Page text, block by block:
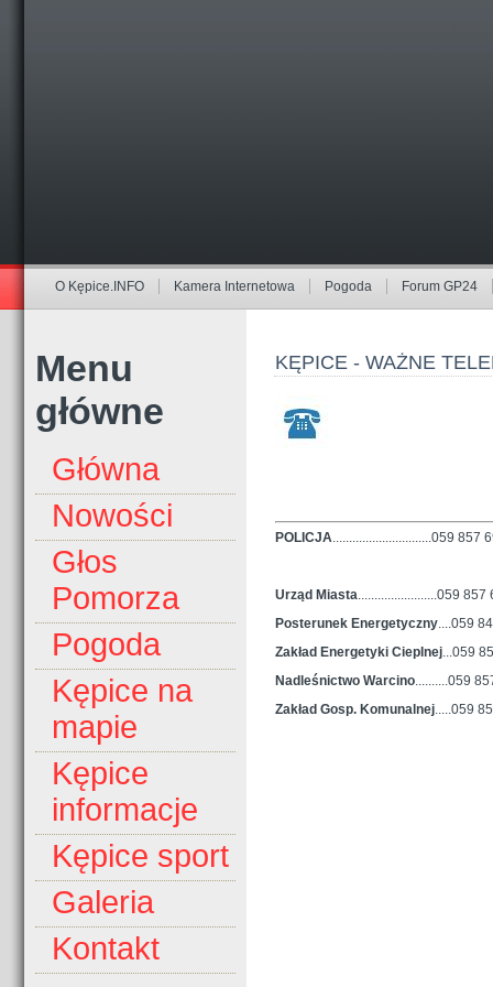
O Kępice.INFO Kamera Internetowa Pogoda Forum GP24
Menu
główne
Główna
Nowości
Głos
Pomorza
Pogoda
Kępice na
mapie
Kępice
informacje
Kępice sport
Galeria
Kontakt
KĘPICE - WAŻNE
POLICJA..............................059 857
Urząd Miasta........................059 857
Posterunek Energetyczny....059
Zakład Energetyki Cieplnej...059
Nadleśnictwo Warcino..........059
Zakład Gosp. Komunalnej.....059